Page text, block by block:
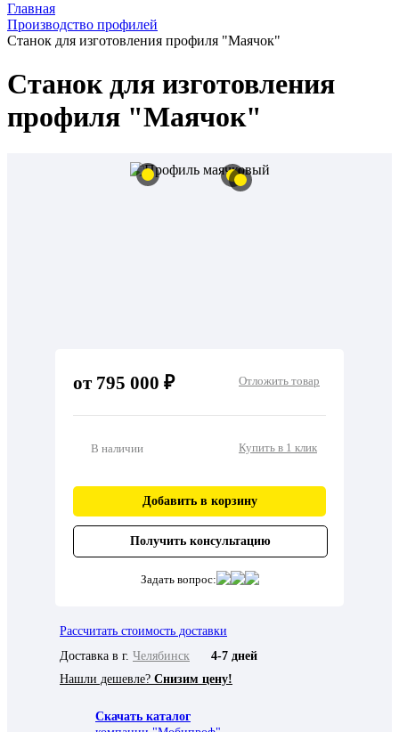
Главная
Производство профилей
Станок для изготовления профиля "Маячок"
Станок для изготовления
профиля "Маячок"
от 795 000 ₽ Отложить товар
В наличии Купить в 1 клик
Добавить в корзину
Получить консультацию
Задать вопрос:
Рассчитать стоимость доставки
Доставка в г. Челябинск
4-7 дней
Нашли дешевле? Снизим цену!
Скачать каталог